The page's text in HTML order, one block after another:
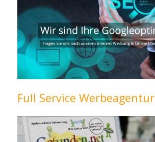
Full Service Werbeagentur